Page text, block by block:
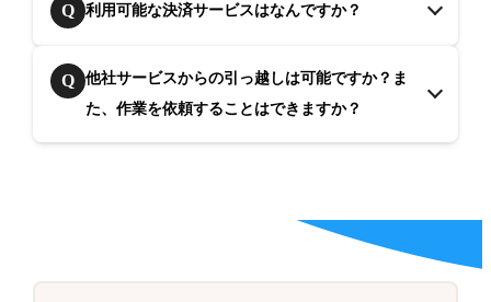
Q 利用可能な決済サービスはなんですか？
Q
他社サービスからの引っ越しは可能ですか？ま
た、作業を依頼することはできますか？